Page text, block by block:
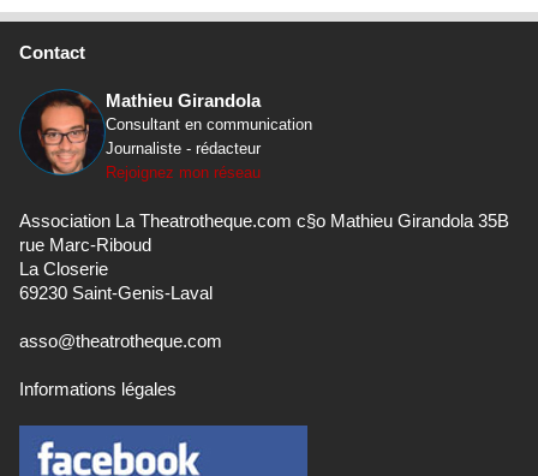
LE CLUB
Contact
Mathieu Girandola
Consultant en communication
Journaliste - rédacteur
Rejoignez mon réseau
Association La Theatrotheque.com c§o Mathieu Girandola 35B
rue Marc-Riboud
La Closerie
69230 Saint-Genis-Laval
asso@theatrotheque.com
Informations légales